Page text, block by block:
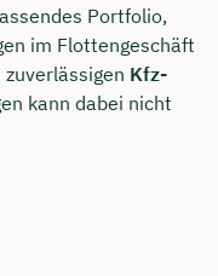
Portfolio,
im Flottengeschäft
Kfz-
kann dabei nicht